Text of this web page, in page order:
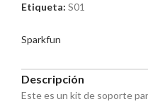
Etiqueta: S01
Sparkfun
Descripción
Este es un kit de soporte